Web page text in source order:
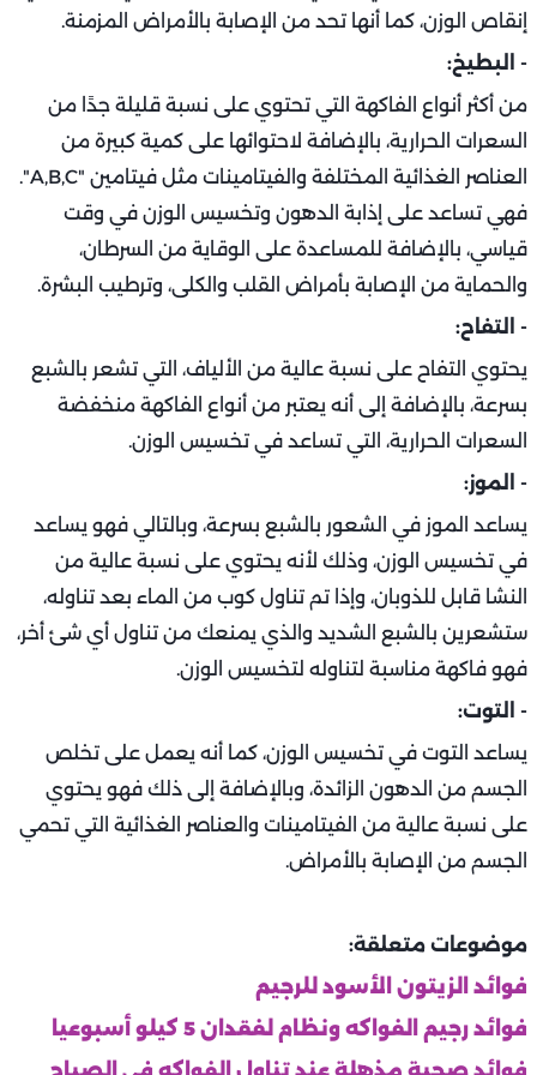
إنقاص الوزن، كما أنها تحد من الإصابة بالأمراض المزمنة.
- البطيخ:
من أكثر أنواع الفاكهة التي تحتوي على نسبة قليلة جدًا من
السعرات الحرارية، بالإضافة لاحتوائها على كمية كبيرة من
العناصر الغذائية المختلفة والفيتامينات مثل فيتامين "A,B,C".
فهي تساعد على إذابة الدهون وتخسيس الوزن في وقت
قياسي، بالإضافة للمساعدة على الوقاية من السرطان،
والحماية من الإصابة بأمراض القلب والكلى، وترطيب البشرة.
- التفاح:
يحتوي التفاح على نسبة عالية من الألياف، التي تشعر بالشبع
بسرعة، بالإضافة إلى أنه يعتبر من أنواع الفاكهة منخفضة
السعرات الحرارية، التي تساعد في تخسيس الوزن.
- الموز:
يساعد الموز في الشعور بالشبع بسرعة، وبالتالي فهو يساعد
في تخسيس الوزن، وذلك لأنه يحتوي على نسبة عالية من
النشا قابل للذوبان، وإذا تم تناول كوب من الماء بعد تناوله،
ستشعرين بالشبع الشديد والذي يمنعك من تناول أي شئ أخر،
فهو فاكهة مناسبة لتناوله لتخسيس الوزن.
- التوت:
يساعد التوت في تخسيس الوزن، كما أنه يعمل على تخلص
الجسم من الدهون الزائدة، وبالإضافة إلى ذلك فهو يحتوي
على نسبة عالية من الفيتامينات والعناصر الغذائية التي تحمي
الجسم من الإصابة بالأمراض.
موضوعات متعلقة:
فوائد الزيتون الأسود للرجيم
فوائد رجيم الفواكه ونظام لفقدان 5 كيلو أسبوعيا